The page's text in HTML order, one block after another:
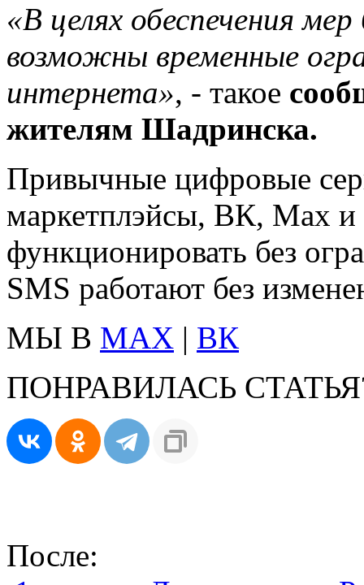
«В целях обеспечения
возможны временные
интернета», - такое
жителям Шадринска.
Привычные цифровые
маркетплэйсы, ВК, Max и
функционировать без
SMS работают без
МЫ В MAX | ВК
ПОНРАВИЛАСЬ
После: